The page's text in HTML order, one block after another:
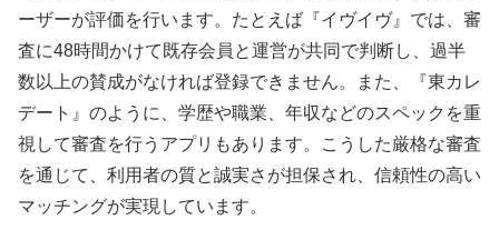
ーザーが評価を行います。たとえば『イヴイヴ』では、審
査に48時間かけて既存会員と運営が共同で判断し、過半
数以上の賛成がなければ登録できません。また、『東カレ
デート』のように、学歴や職業、年収などのスペックを重
視して審査を行うアプリもあります。こうした厳格な審査
を通じて、利用者の質と誠実さが担保され、信頼性の高い
マッチングが実現しています。